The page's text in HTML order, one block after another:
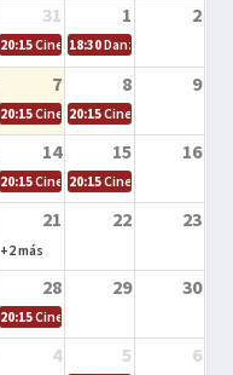
31 1 2
20:15Cine en la calle – Cómo
18:30Danza – Cita en el
7 8 9
20:15Cine en la calle – El niño y la
20:15Cine en la calle –
14 15 16
20:15Cine en la calle – Tortugas
20:15Cine en la calle –
21 22 23
+2 más
28 29 30
20:15Cine en el calle – Tintín y el
4 5 6